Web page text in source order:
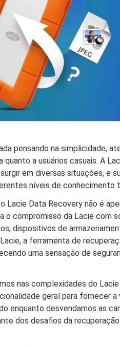
pensando na simplicidade,
a usuários casuais. A
em diversas situações, e
níveis de conhecimento
Lacie Data Recovery não é
o compromisso da Lacie com
dispositivos de
a ferramenta de
uma sensação de
nas complexidades do
geral para fornecer
enquanto desvendamos as
dos desafios da